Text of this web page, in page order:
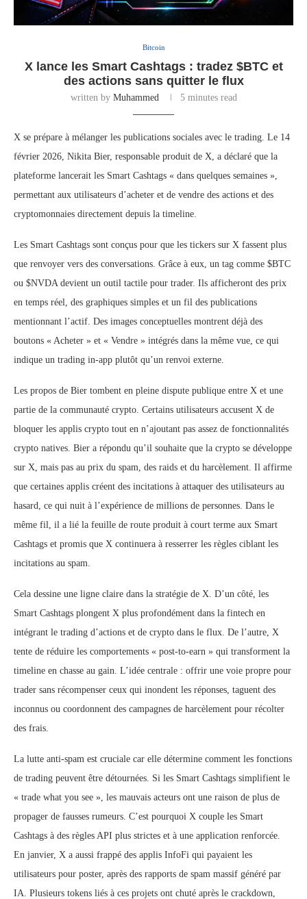
Bitcoin
X lance les Smart Cashtags : tradez $BTC et
des actions sans quitter le flux
written by Muhammed 5 minutes read
X se prépare à mélanger les publications sociales avec le trading. Le 14
février 2026, Nikita Bier, responsable produit de X, a déclaré que la
plateforme lancerait les Smart Cashtags « dans quelques semaines »,
permettant aux utilisateurs d’acheter et de vendre des actions et des
cryptomonnaies directement depuis la timeline.
Les Smart Cashtags sont conçus pour que les tickers sur X fassent plus
que renvoyer vers des conversations. Grâce à eux, un tag comme $BTC
ou $NVDA devient un outil tactile pour trader. Ils afficheront des prix
en temps réel, des graphiques simples et un fil des publications
mentionnant l’actif. Des images conceptuelles montrent déjà des
boutons « Acheter » et « Vendre » intégrés dans la même vue, ce qui
indique un trading in-app plutôt qu’un renvoi externe.
Les propos de Bier tombent en pleine dispute publique entre X et une
partie de la communauté crypto. Certains utilisateurs accusent X de
bloquer les applis crypto tout en n’ajoutant pas assez de fonctionnalités
crypto natives. Bier a répondu qu’il souhaite que la crypto se développe
sur X, mais pas au prix du spam, des raids et du harcèlement. Il affirme
que certaines applis créent des incitations à attaquer des utilisateurs au
hasard, ce qui nuit à l’expérience de millions de personnes. Dans le
même fil, il a lié la feuille de route produit à court terme aux Smart
Cashtags et promis que X continuera à resserrer les règles ciblant les
incitations au spam.
Cela dessine une ligne claire dans la stratégie de X. D’un côté, les
Smart Cashtags plongent X plus profondément dans la fintech en
intégrant le trading d’actions et de crypto dans le flux. De l’autre, X
tente de réduire les comportements « post-to-earn » qui transforment la
timeline en chasse au gain. L’idée centrale : offrir une voie propre pour
trader sans récompenser ceux qui inondent les réponses, taguent des
inconnus ou coordonnent des campagnes de harcèlement pour récolter
des frais.
La lutte anti-spam est cruciale car elle détermine comment les fonctions
de trading peuvent être détournées. Si les Smart Cashtags simplifient le
« trade what you see », les mauvais acteurs ont une raison de plus de
propager de fausses rumeurs. C’est pourquoi X couple les Smart
Cashtags à des règles API plus strictes et à une application renforcée.
En janvier, X a aussi frappé des applis InfoFi qui payaient les
utilisateurs pour poster, après des rapports de spam massif généré par
IA. Plusieurs tokens liés à ces projets ont chuté après le crackdown,